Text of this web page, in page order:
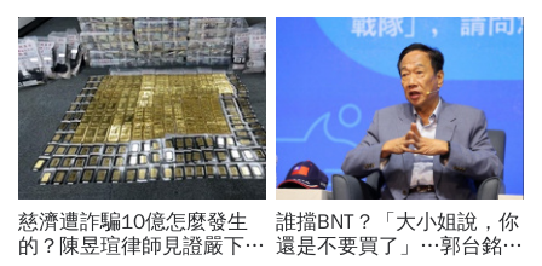
「擋疫苗」黑鍋只求1件事
福、一切靠自己爭氣
慈濟遭詐騙10億怎麼發生
的？陳昱瑄律師見證嚴下跪
誰擋BNT？「大小姐說，你
還是不要買了」…郭台銘曝